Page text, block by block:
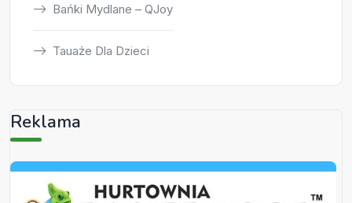
Bańki Mydlane – QJoy
Tauaże Dla Dzieci
Reklama